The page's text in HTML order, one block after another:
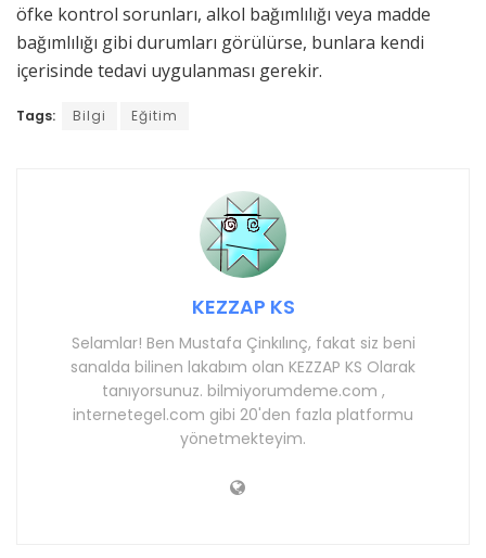
öfke kontrol sorunları, alkol bağımlılığı veya madde
bağımlılığı gibi durumları görülürse, bunlara kendi
içerisinde tedavi uygulanması gerekir.
Tags: Bilgi Eğitim
KEZZAP KS
Selamlar! Ben Mustafa Çinkılınç, fakat siz beni
sanalda bilinen lakabım olan KEZZAP KS Olarak
tanıyorsunuz. bilmiyorumdeme.com ,
internetegel.com gibi 20'den fazla platformu
yönetmekteyim.